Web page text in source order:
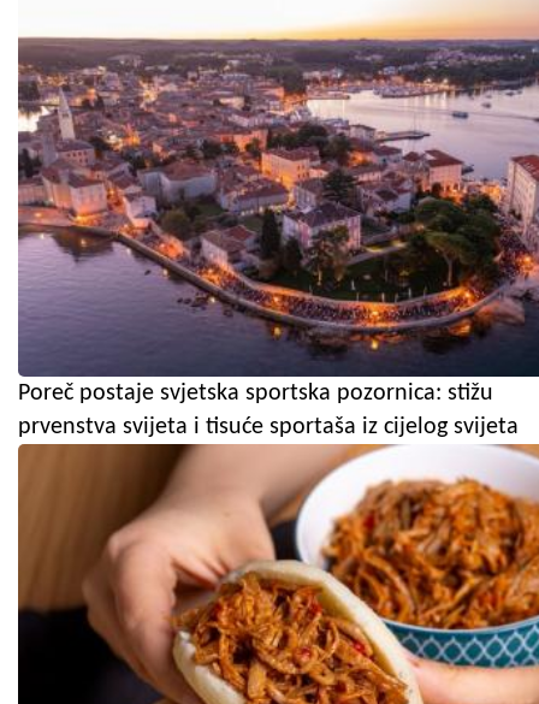
Poreč postaje svjetska sportska pozornica: stižu
prvenstva svijeta i tisuće sportaša iz cijelog svijeta